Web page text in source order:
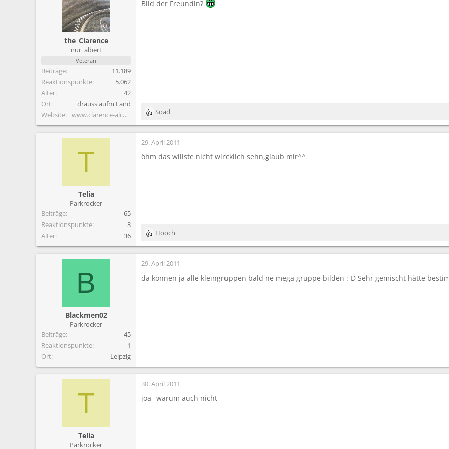
the_Clarence
nur_albert
Veteran
Beiträge
11.189
Reaktionspunkte
5.062
Alter
42
Ort
drauss aufm Land
Website
www.clarence-alcoholics.de.vu
Bild der Freundin?
R
e
a
k
i
Soad
T
Telia
Parkrocker
Beiträge
65
Reaktionspunkte
3
Alter
36
29. April 2011
öhm das willste nicht wircklich sehn,glaub mir^^
R
e
a
k
i
Hooch
B
Blackmen02
Parkrocker
Beiträge
45
Reaktionspunkte
1
Ort
Leipzig
29. April 2011
da können ja alle kleingruppen bald ne mega gruppe bilden :-D Sehr gemischt hätte
T
Telia
Parkrocker
30. April 2011
joa--warum auch nicht